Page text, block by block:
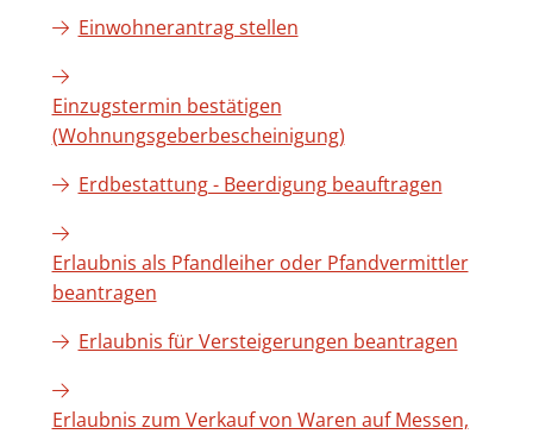
Einwohnerantrag stellen
Einzugstermin bestätigen
(Wohnungsgeberbescheinigung)
Erdbestattung - Beerdigung beauftragen
Erlaubnis als Pfandleiher oder Pfandvermittler
beantragen
Erlaubnis für Versteigerungen beantragen
Erlaubnis zum Verkauf von Waren auf Messen,